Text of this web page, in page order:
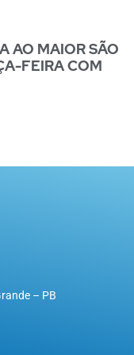
AO MAIOR SÃO
FEIRA COM
– PB